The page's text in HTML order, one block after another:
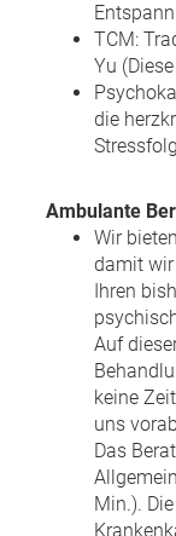
TCM:
Yu
die
Ambulante
Wir
damit
Ihren
Auf
keine
uns
Das
Min.).